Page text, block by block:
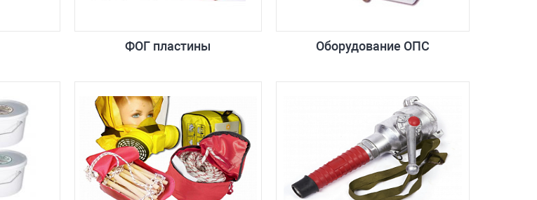
ФОГ пластины Оборудование ОПС